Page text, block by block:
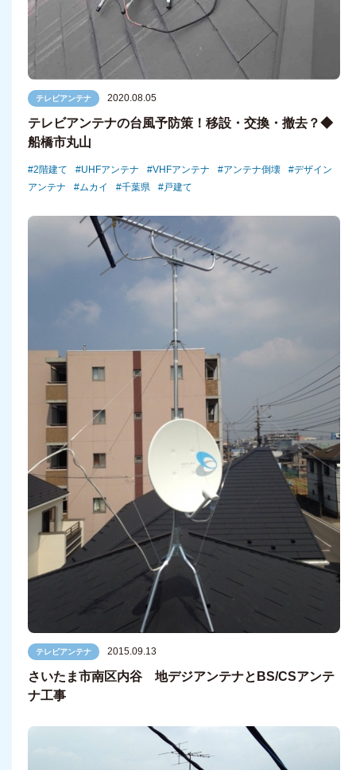
テレビアンテナ 2020.08.05
テレビアンテナの台風予防策！移設・交換・撤去？◆
船橋市丸山
2階建て UHFアンテナ VHFアンテナ アンテナ倒壊
デザイン
アンテナ
ムカイ 千葉県 戸建て
テレビアンテナ 2015.09.13
さいたま市南区内谷 地デジアンテナとBS/CSアンテ
ナ工事